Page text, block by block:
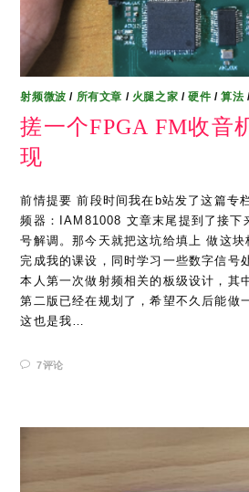
射频微波 / 所有文章 / 火腿之家 /硬件 /算法
搓一个FPGA FM收音
现
前情提要 前段时间我在b站发了这篇专
频器：IAM81008 文章末尾提到了接下
号解调。那今天就把这坑给填上 做这块
完成我的课设，同时学习一些数字信号
本人第一次做射频相关的板级设计，其
第二版已经在规划了，希望不久后能做
这也是我…
7评论